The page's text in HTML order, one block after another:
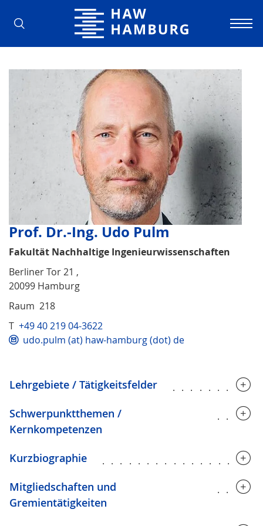
Hochschule für Angewandte
Prof. Dr.-Ing. Udo Pulm
Fakultät Nachhaltige Ingenieurwissenschaften
Berliner Tor 21 ,
20099 Hamburg
Raum 218
T +49 40 219 04-3622
udo.pulm (at) haw-hamburg (dot) de
Lehrgebiete / Tätigkeitsfelder
Schwerpunktthemen /
Kernkompetenzen
Kurzbiographie
Mitgliedschaften und
Gremientätigkeiten